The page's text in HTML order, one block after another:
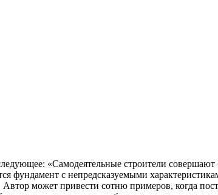
«Самодеятельные строители
фундамент с непредсказуемыми
может привести сотню примеров, когда